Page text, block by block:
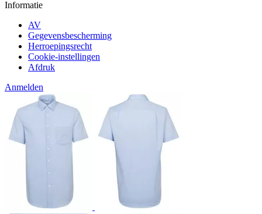
Informatie
AV
Gegevensbescherming
Herroepingsrecht
Cookie-instellingen
Afdruk
Anmelden